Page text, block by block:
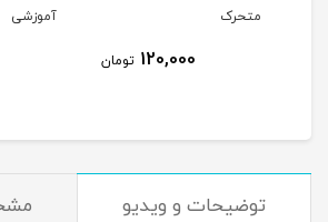
متحرک
120,000 تومان
آموزشی
توضیحات و ویدیو